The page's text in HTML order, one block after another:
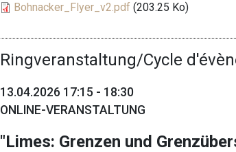
Bohnacker_Flyer_v2.pdf (203.25 Ko)
Ringveranstaltung/Cycle
13.04.2026 17:15 - 18:30
ONLINE-VERANSTALTUNG
"Limes: Grenzen und